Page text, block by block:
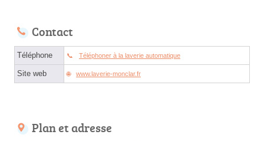
Contact
Téléphone Téléphoner à la laverie automatique
Site web www.laverie-monclar.fr
Plan et adresse